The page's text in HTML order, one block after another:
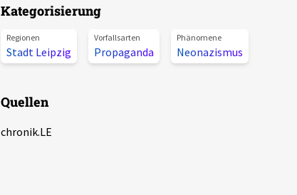
Kategorisierung
Regionen
Stadt Leipzig
Vorfallsarten
Propaganda
Phänomene
Neonazismus
Quellen
chronik.LE